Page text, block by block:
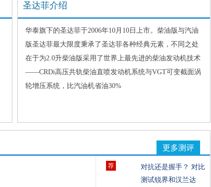
圣达菲介绍
华泰旗下的圣达菲于2006年10月10日上市。柴油版与汽油
版圣达菲最大限度秉承了圣达菲各种经典元素，不同之处
在于为2.0升柴油版采用了世界上最先进的柴油发动机技术
——CRDi高压共轨柴油直喷发动机系统与VGT可变截面涡
轮增压系统，比汽油机省油30%
更多测评
荐
对抗还是握手？ 对比
测试锐界和汉兰达